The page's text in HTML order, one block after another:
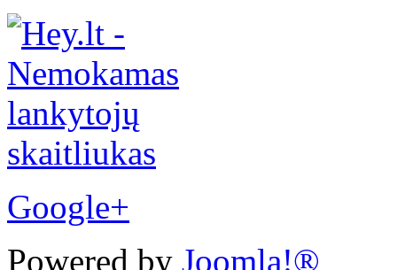
Google+
Powered by Joomla!®